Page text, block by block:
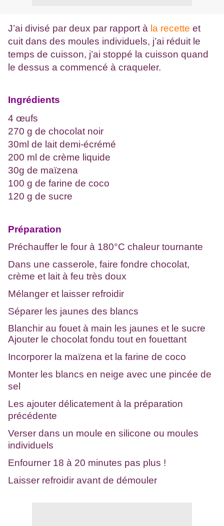
J’ai divisé par deux par rapport à la recette et
cuit dans des moules individuels, j’ai réduit le
temps de cuisson, j’ai stoppé la cuisson quand
le dessus a commencé à craqueler.
Ingrédients
4 œufs
270 g de chocolat noir
30ml de lait demi-écrémé
200 ml de crème liquide
30g de maïzena
100 g de farine de coco
120 g de sucre
Préparation
Préchauffer le four à 180°C chaleur tournante
Dans une casserole, faire fondre chocolat,
crème et lait à feu très doux
Mélanger et laisser refroidir
Séparer les jaunes des blancs
Blanchir au fouet à main les jaunes et le sucre
Ajouter le chocolat fondu tout en fouettant
Incorporer la maïzena et la farine de coco
Monter les blancs en neige avec une pincée de
sel
Les ajouter délicatement à la préparation
précédente
Verser dans un moule en silicone ou moules
individuels
Enfourner 18 à 20 minutes pas plus !
Laisser refroidir avant de démouler